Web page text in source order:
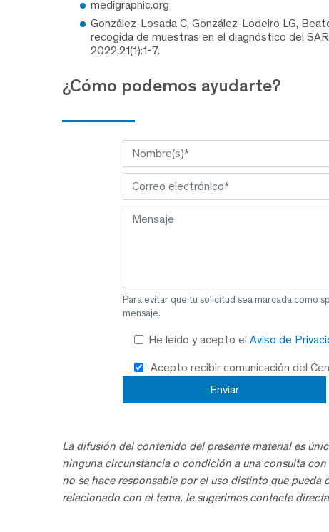
medigraphic.org
González-Losada C, González-Lodeiro LG,
recogida de muestras en el diagnóstico del
2022;21(1):1-7.
¿Cómo podemos ayudarte?
Para evitar que tu solicitud sea marcada como
mensaje.
He leído y acepto el Aviso de
Acepto recibir comunicación del
La difusión del contenido del presente material es
ninguna circunstancia o condición a una consulta
no se hace responsable por el uso distinto que
relacionado con el tema, le sugerimos contacte